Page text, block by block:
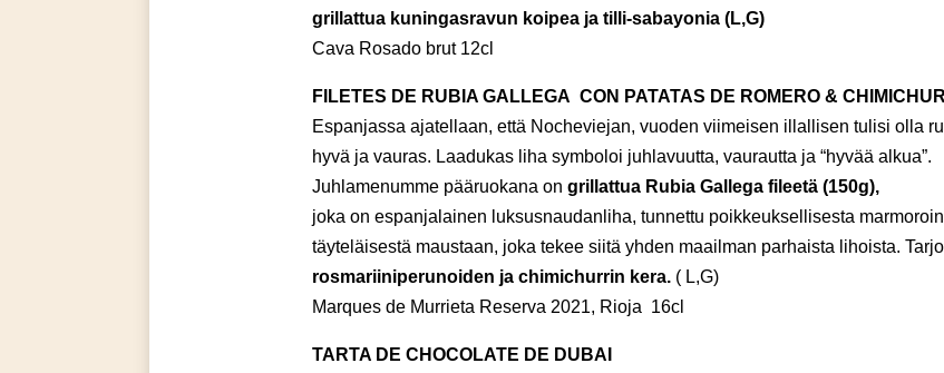
grillattua kuningasravun koipea ja tilli-sabayonia (L,G)
Cava Rosado brut 12cl
FILETES DE RUBIA GALLEGA CON PATATAS DE ROMERO &
Espanjassa ajatellaan, että Nocheviejan, vuoden viimeisen illallisen tulisi olla
hyvä ja vauras. Laadukas liha symboloi juhlavuutta, vaurautta ja “hyvää alkua”.
Juhlamenumme pääruokana ongrillattua Rubia Gallega fileetä (150g),
joka on espanjalainen luksusnaudanliha, tunnettu poikkeuksellisesta
täyteläisestä maustaan, joka tekee siitä yhden maailman parhaista lihoista.
rosmariiniperunoiden ja chimichurrin kera. ( L,G)
Marques de Murrieta Reserva 2021, Rioja 16cl
TARTA DE CHOCOLATE DE DUBAI